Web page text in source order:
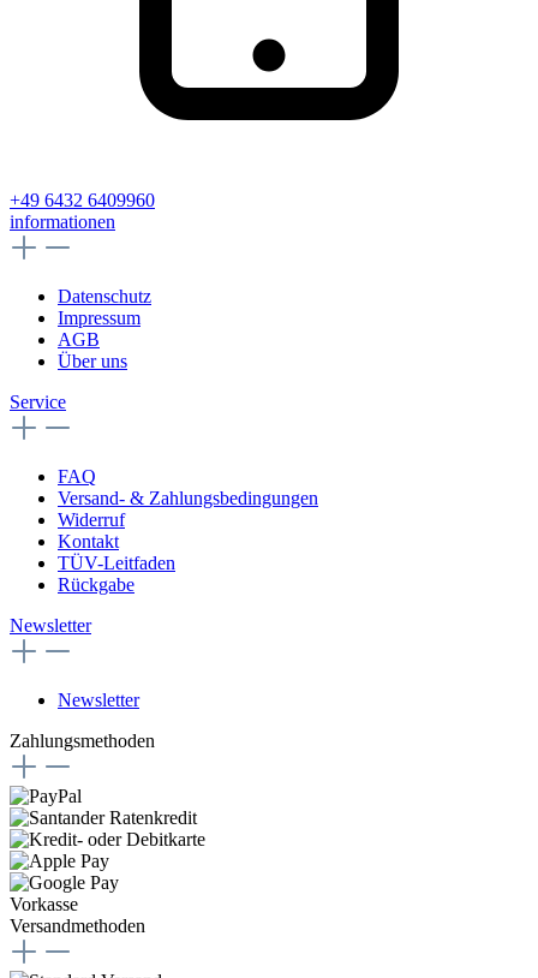
+49 6432 6409960
informationen
Datenschutz
Impressum
AGB
Über uns
Service
FAQ
Versand- & Zahlungsbedingungen
Widerruf
Kontakt
TÜV-Leitfaden
Rückgabe
Newsletter
Newsletter
Zahlungsmethoden
Vorkasse
Versandmethoden